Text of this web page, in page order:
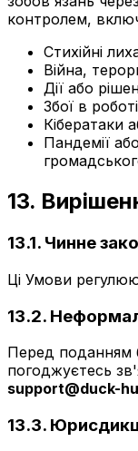
контролем,
Стихійні
Війна,
Дії або
Збої в
Кібератаки
Пандемії
13.
13.1. Чинне
Ці Умови
13.2.
Перед поданням
погоджуєтесь
support@duck-
13.3.